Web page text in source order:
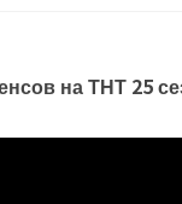
на ТНТ 25